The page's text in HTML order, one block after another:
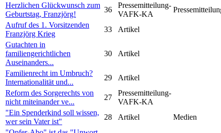
Herzlichen Glückwunsch zum
Geburtstag, Franzjörg!
36
Pressemitteilung-
VAFK-KA
Aufruf des 1. Vorsitzenden
Franzjörg Krieg
33
Artikel
Gutachten in
familiengerichtlichen
Auseinanders...
30 Artikel
Familienrecht im Umbruch?
Internationalität und...
29
Artikel
Reform des Sorgerechts von
nicht miteinander ve...
27
Pressemitteilung-
VAFK-KA
"Ein Spenderkind soll wissen,
wer sein Vater ist"
28 Artikel
Medien